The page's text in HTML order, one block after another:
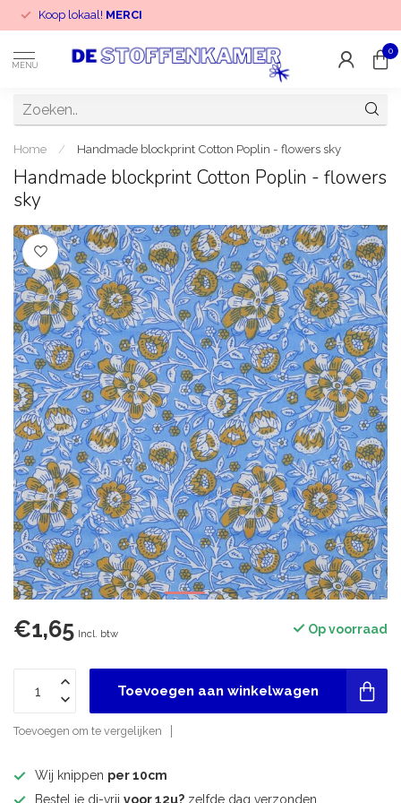
Koop lokaal! MERCI
MENU
0
Home / Handmade blockprint Cotton Poplin - flowers sky
Handmade blockprint Cotton Poplin - flowers
sky
€1,65 Incl. btw Op voorraad
Toevoegen aan winkelwagen
Toevoegen om te vergelijken
Wij knippen per 10cm
Bestel je di-vrij voor 12u? zelfde dag verzonden